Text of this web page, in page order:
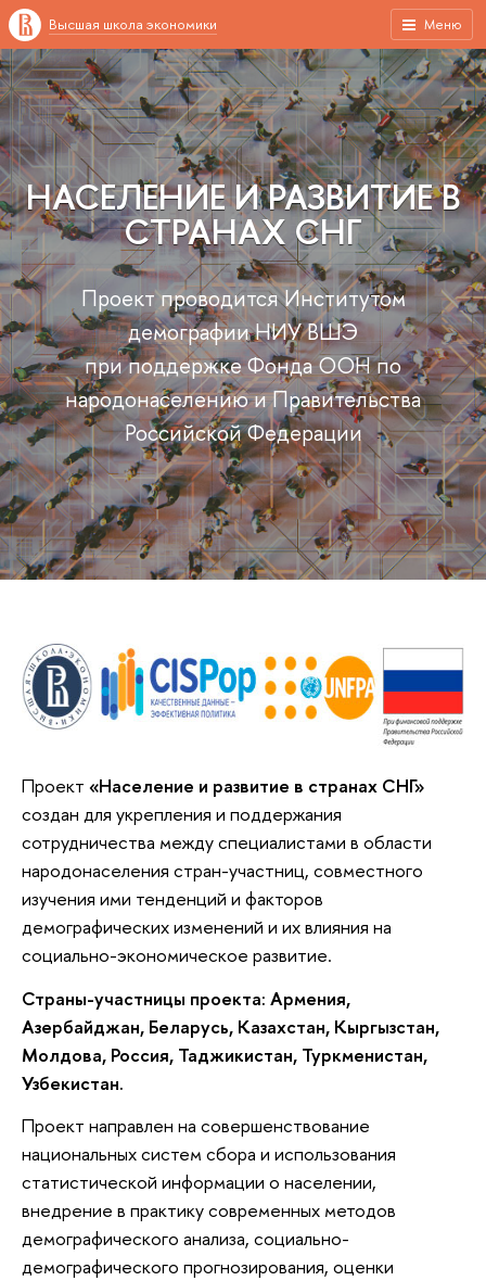
Меню
Высшая школа экономики
НАСЕЛЕНИЕ И РАЗВИТИЕ В
СТРАНАХ СНГ
Проект проводится Институтом
демографии НИУ ВШЭ
при поддержке Фонда ООН по
народонаселению и Правительства
Российской Федерации
Проект «Население и развитие в странах СНГ»
создан для укрепления и поддержания
сотрудничества между специалистами в области
народонаселения стран-участниц, совместного
изучения ими тенденций и факторов
демографических изменений и их влияния на
социально-экономическое развитие.
Страны-участницы проекта: Армения,
Азербайджан, Беларусь, Казахстан, Кыргызстан,
Молдова, Россия, Таджикистан, Туркменистан,
Узбекистан.
Проект направлен на совершенствование
национальных систем сбора и использования
статистической информации о населении,
внедрение в практику современных методов
демографического анализа, социально-
демографического прогнозирования, оценки